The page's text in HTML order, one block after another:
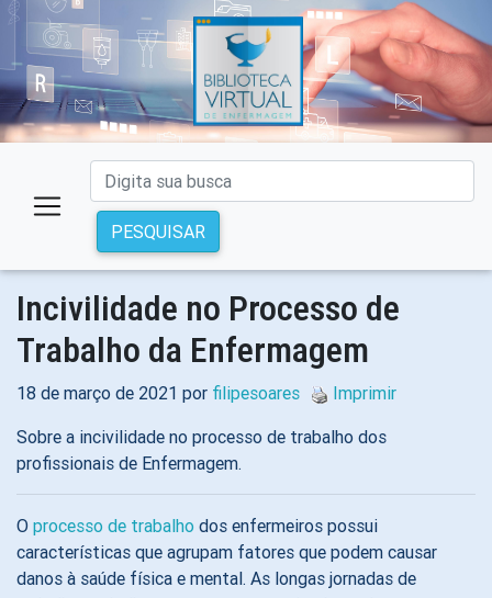
PESQUISAR
Incivilidade no Processo de
Trabalho da Enfermagem
18 de março de 2021 por filipesoares
Imprimir
Sobre a incivilidade no processo de trabalho dos
profissionais de Enfermagem.
O processo de trabalho dos enfermeiros possui
características que agrupam fatores que podem causar
danos à saúde física e mental. As longas jornadas de